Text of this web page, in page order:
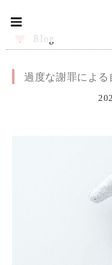
Blog
過度な謝罪によ